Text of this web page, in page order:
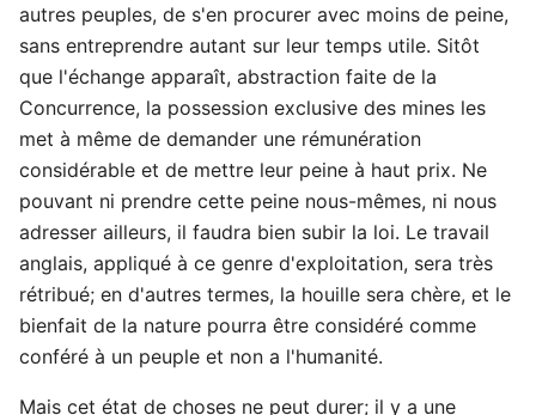
autres peuples, de s'en procurer avec moins de peine,
sans entreprendre autant sur leur temps utile. Sitôt
que l'échange apparaît, abstraction faite de la
Concurrence, la possession exclusive des mines les
met à même de demander une rémunération
considérable et de mettre leur peine à haut prix. Ne
pouvant ni prendre cette peine nous-mêmes, ni nous
adresser ailleurs, il faudra bien subir la loi. Le travail
anglais, appliqué à ce genre d'exploitation, sera très
rétribué; en d'autres termes, la houille sera chère, et le
bienfait de la nature pourra être considéré comme
conféré à un peuple et non a l'humanité.
Mais cet état de choses ne peut durer; il y a une